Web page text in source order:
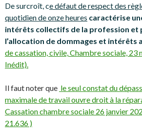
De surcroît, ce défaut de respect des
quotidien de onze heures caractérise
intérêts collectifs de la profession et
l’allocation de dommages et intérêts
de cassation, civile,Chambre sociale, 23
Inédit).
Il faut noter que le seul constat du
maximale de travail ouvre droit à la
Cassation chambre sociale 26 janvier
21.636 )